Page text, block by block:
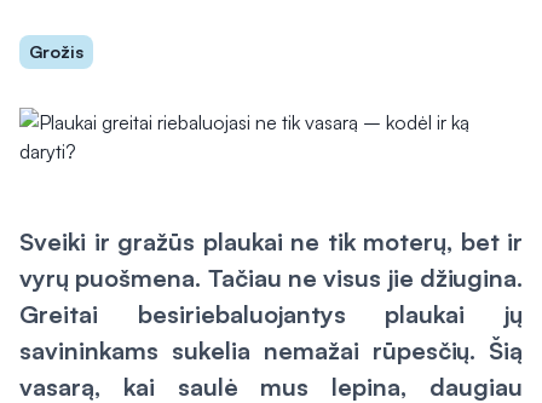
Grožis
Sveiki ir gražūs plaukai ne tik moterų, bet ir
vyrų puošmena. Tačiau ne visus jie džiugina.
Greitai besiriebaluojantys plaukai jų
savininkams sukelia nemažai rūpesčių. Šią
vasarą, kai saulė mus lepina, daugiau